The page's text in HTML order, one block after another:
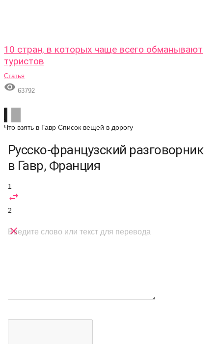
10 стран, в которых чаще всего обманывают
туристов
Статья
 63792
Что взять в Гавр Список вещей в дорогу
Русско-французский разговорник
в Гавр, Франция
1

2

Введите слово или текст для перевода